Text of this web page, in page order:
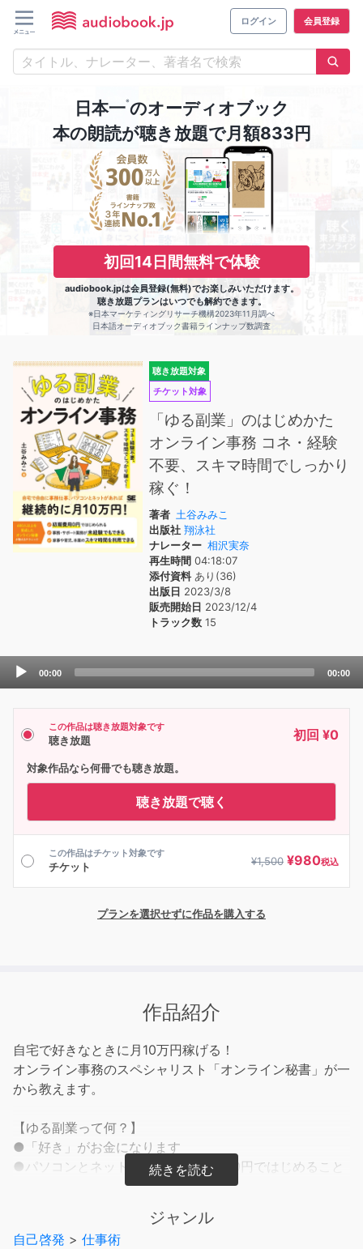
ログイン 会員登録
日本一※のオーディオブック
本の朗読が聴き放題で月額833円
初回14日間無料で体験
audiobook.jpは会員登録(無料)でお楽しみいただけます。
聴き放題プランはいつでも解約できます。
※日本マーケティングリサーチ機構2023年11月調べ
日本語オーディオブック書籍ラインナップ数調査
聴き放題対象
チケット対象
「ゆる副業」のはじめかた
オンライン事務 コネ・経験
不要、スキマ時間でしっかり
稼ぐ！
著者 土谷みみこ
出版社 翔泳社
ナレーター 相沢実奈
再生時間 04:18:07
添付資料あり(36)
出版日 2023/3/8
販売開始日 2023/12/4
トラック数 15
Audio
00:00 00:00
この作品は聴き放題対象です
聴き放題 初回 ¥0
対象作品なら何冊でも聴き放題。
聴き放題で聴く
この作品はチケット対象です
チケット ¥1,500 ¥980税込
プランを選択せずに作品を購入する
作品紹介
自宅で好きなときに月10万円稼げる！
オンライン事務のスペシャリスト「オンライン秘書」が一
から教えます。
【ゆる副業って何？】
●「好き」がお金になります
●パソコンとネット環境があれば元手0円ではじめること
●プライベートと両立できます
ジャンル
自己啓発 > 仕事術